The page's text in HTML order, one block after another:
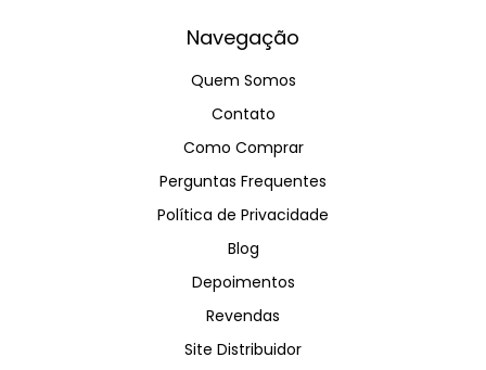
Navegação
Quem Somos
Contato
Como Comprar
Perguntas Frequentes
Política de Privacidade
Blog
Depoimentos
Revendas
Site Distribuidor